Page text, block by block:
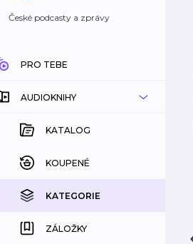
České podcasty a zprávy
PRO TEBE
AUDIOKNIHY
KATALOG
KOUPENÉ
KATEGORIE
ZÁLOŽKY